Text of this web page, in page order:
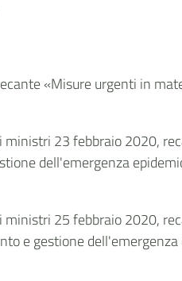
«Misure urgenti in
ministri 23 febbraio 2020,
dell'emergenza
ministri 25 febbraio 2020,
e gestione